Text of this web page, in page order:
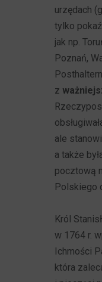
urzędach
tylko
jak np.
Poznań,
z
ale
a także
pocztową
Polskiego
Król
w 1764 r.
Ichmości
która